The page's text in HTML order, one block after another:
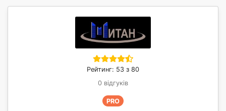
Рейтинг: 53 з 80
0 відгуків
PRO